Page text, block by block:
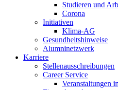
Studieren und
Corona
Initiativen
Klima-AG
Gesundheitshinweise
Alumninetzwerk
Karriere
Stellenausschreibungen
Career Service
Veranstaltungen